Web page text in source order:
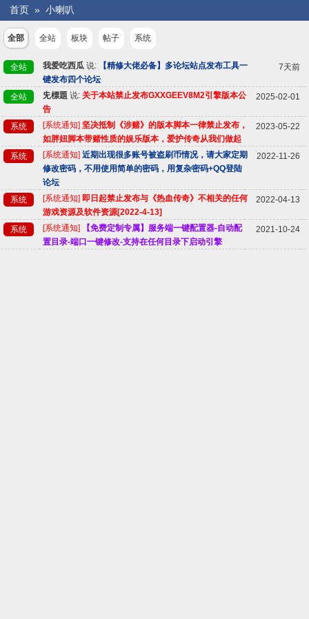
首页 » 小喇叭
全部 全站 板块 帖子 系统
全站 我爱吃西瓜 说:
【精修大佬必备】多论坛站点发布工具一
键发布四个论坛
7天前
全站 兂標題 说: 关于本站禁止发布GXXGEEV8M2引擎版本公
告
2025-02-01
系统 [系统通知] 坚决抵制《涉赌》的版本脚本一律禁止发布，
如胖妞脚本带赌性质的娱乐版本，爱护传奇从我们做起
2023-05-22
系统 [系统通知] 近期出现很多账号被盗刷币情况，请大家定期
修改密码，不用使用简单的密码，用复杂密码+QQ登陆
论坛
2022-11-26
系统 [系统通知] 即日起禁止发布与《热血传奇》不相关的任何
游戏资源及软件资源[2022-4-13]
2022-04-13
系统 [系统通知]
【免费定制专属】服务端一键配置器-自动配
置目录-端口一键修改-支持在任何目录下启动引擎
2021-10-24